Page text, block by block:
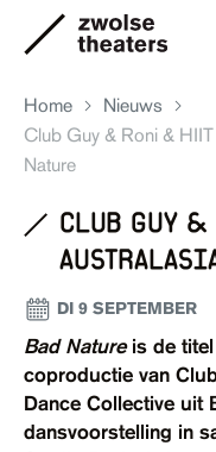
Aanbod
Je bezoek
Over ons
Home
Nieuws
Club Guy & Roni &
Nature
club guy
Bad Natureis de titel
coproductie van
Dance Collective uit
dansvoorstelling in
DI 9 SEPTEMBER